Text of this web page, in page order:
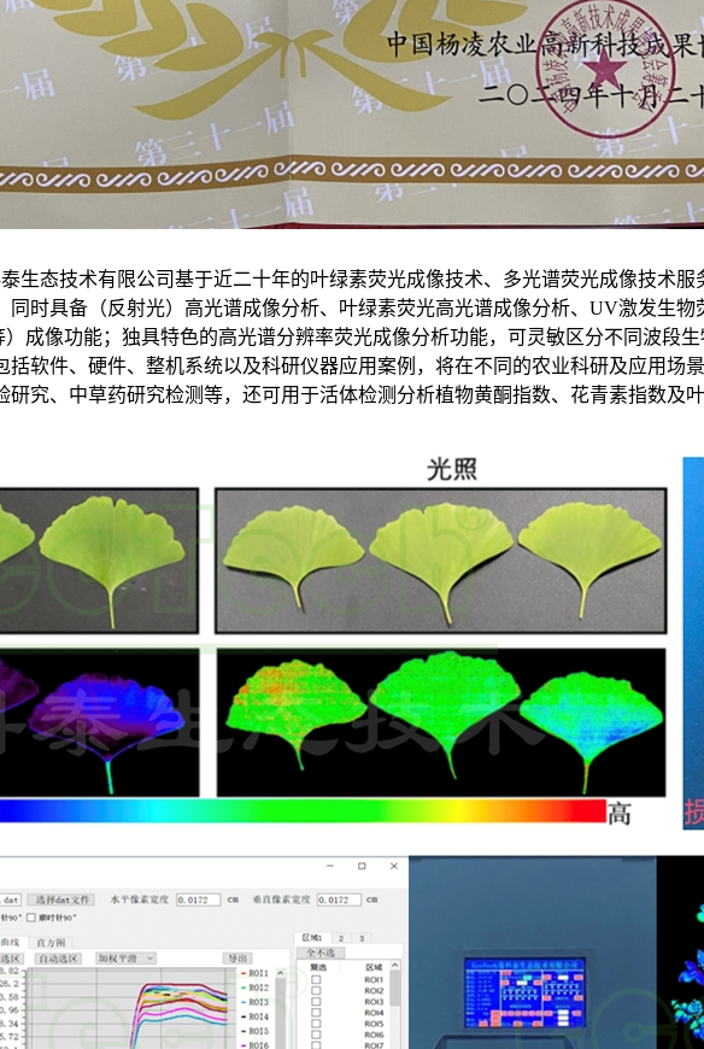
生态技术有限公司基于近二十年的叶绿素荧光成像技术、多光谱荧光成像技术
时具备（反射光）高光谱成像分析、叶绿素荧光高光谱成像分析、UV激发生
成像功能；独具特色的高光谱分辨率荧光成像分析功能，可灵敏区分不同波段
软件、硬件、整机系统以及科研仪器应用案例，将在不同的农业科研及应用场
究、中草药研究检测等，还可用于活体检测分析植物黄酮指数、花青素指数及叶